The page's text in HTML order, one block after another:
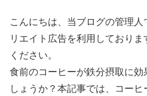
こんにちは、当ブログの管理
リエイト広告を利用しており
ください。
食前のコーヒーが鉄分摂取に
しょうか？本記事では、コー